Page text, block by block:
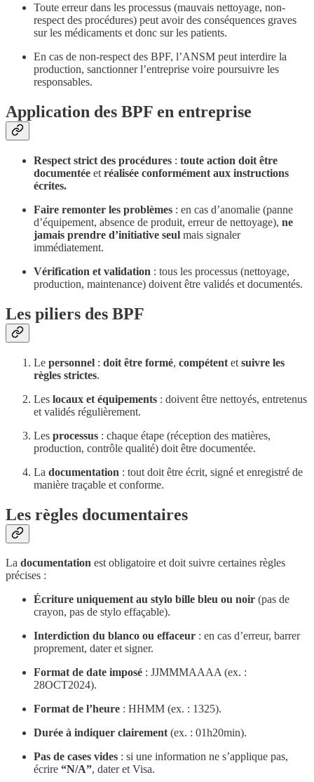
Toute erreur dans les processus (mauvais nettoyage, non-
respect des procédures) peut avoir des conséquences graves
sur les médicaments et donc sur les patients.
En cas de non-respect des BPF, l’ANSM peut interdire la
production, sanctionner l’entreprise voire poursuivre les
responsables.
Application des BPF en entreprise
Respect strict des procédures : toute action doit être
documentée et réalisée conformément aux instructions
écrites.
Faire remonter les problèmes : en cas d’anomalie (panne
d’équipement, absence de produit, erreur de nettoyage), ne
jamais prendre d’initiative seul mais signaler
immédiatement.
Vérification et validation : tous les processus (nettoyage,
production, maintenance) doivent être validés et documentés.
Les piliers des BPF
Le personnel : doit être formé, compétent et suivre les
règles strictes.
Les locaux et équipements : doivent être nettoyés, entretenus
et validés régulièrement.
Les processus : chaque étape (réception des matières,
production, contrôle qualité) doit être documentée.
La documentation : tout doit être écrit, signé et enregistré de
manière traçable et conforme.
Les règles documentaires
La documentation est obligatoire et doit suivre certaines règles
précises :
Écriture uniquement au stylo bille bleu ou noir (pas de
crayon, pas de stylo effaçable).
Interdiction du blanco ou effaceur : en cas d’erreur, barrer
proprement, dater et signer.
Format de date imposé : JJMMMAAAA (ex. :
28OCT2024).
Format de l’heure : HHMM (ex. : 1325).
Durée à indiquer clairement(ex. : 01h20min).
Pas de cases vides : si une information ne s’applique pas,
écrire “N/A”, dater et Visa.